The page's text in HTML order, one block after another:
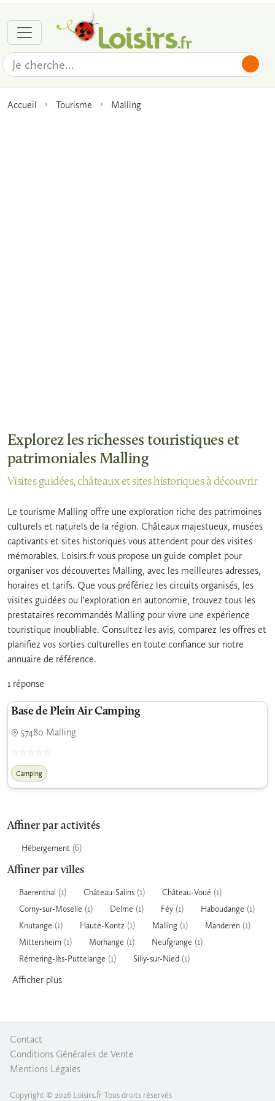
Accueil Tourisme Malling
Affiner par activités
Hébergement (6)
Affiner par villes
Baerenthal (1) Château-Salins (1) Château-Voué (1)
Corny-sur-Moselle (1) Delme (1) Féy (1) Haboudange (1)
Knutange (1) Haute-Kontz (1) Malling (1) Manderen (1)
Mittersheim (1) Morhange (1) Neufgrange (1)
Rémering-lès-Puttelange (1) Silly-sur-Nied (1)
Afficher plus
Explorez les richesses touristiques et
patrimoniales Malling
Visites guidées, châteaux et sites historiques à découvrir
Le tourisme Malling offre une exploration riche des patrimoines
culturels et naturels de la région. Châteaux majestueux, musées
captivants et sites historiques vous attendent pour des visites
mémorables. Loisirs.fr vous propose un guide complet pour
organiser vos découvertes Malling, avec les meilleures adresses,
horaires et tarifs. Que vous préfériez les circuits organisés, les
visites guidées ou l'exploration en autonomie, trouvez tous les
prestataires recommandés Malling pour vivre une expérience
touristique inoubliable. Consultez les avis, comparez les offres et
planifiez vos sorties culturelles en toute confiance sur notre
annuaire de référence.
1 réponse
Base de Plein Air Camping
57480 Malling
Camping
Contact
Conditions Générales de Vente
Mentions Légales
Copyright © 2026 Loisirs.fr Tous droits réservés